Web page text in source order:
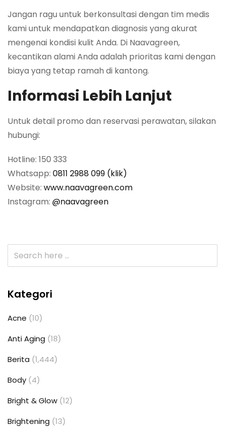
Jangan ragu untuk berkonsultasi dengan tim medis
kami untuk mendapatkan diagnosis yang akurat
mengenai kondisi kulit Anda. Di Naavagreen,
kecantikan alami Anda adalah prioritas kami dengan
biaya yang tetap ramah di kantong.
Informasi Lebih Lanjut
Untuk detail promo dan reservasi perawatan, silakan
hubungi:
Hotline: 150 333
Whatsapp: 0811 2988 099 (klik)
Website: www.naavagreen.com
Instagram: @naavagreen
Kategori
Acne (10)
Anti Aging (18)
Berita (1,444)
Body (4)
Bright & Glow (12)
Brightening (13)